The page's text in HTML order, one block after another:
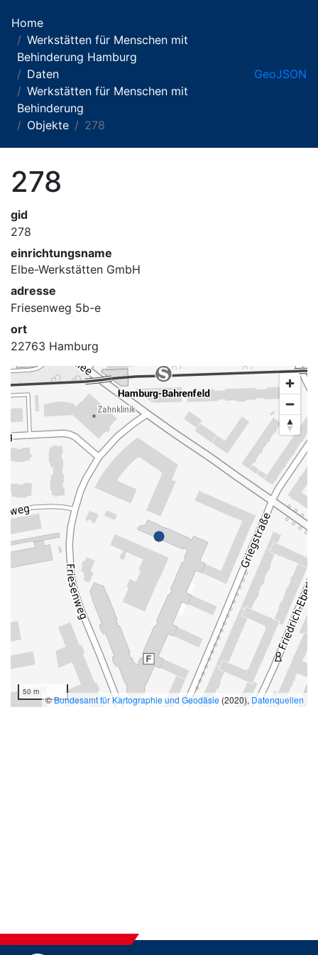
Home
Werkstätten für Menschen mit
Behinderung Hamburg
Daten
Werkstätten für Menschen mit
Behinderung
Objekte
278
GeoJSON
278
gid
278
einrichtungsname
Elbe-Werkstätten GmbH
adresse
Friesenweg 5b-e
ort
22763 Hamburg
50 m
©Bundesamt für Kartographie und Geodäsie (2020), Datenquellen